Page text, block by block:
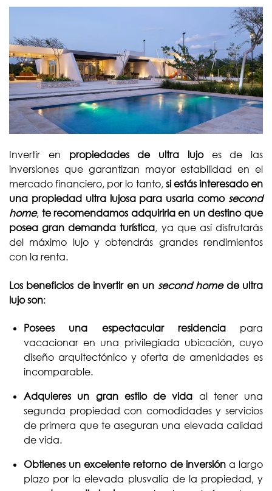
Invertir en propiedades de ultra lujoes de las
inversiones que garantizan mayor estabilidad en el
mercado financiero, por lo tanto, si estás interesado en
una propiedad ultra lujosa para usarla como second
home, te recomendamos adquirirla en un destino que
posea gran demanda turística, ya que así disfrutarás
del máximo lujo y obtendrás grandes rendimientos
con la renta.
Los beneficios de invertir en un second homede ultra
lujo son:
Posees una espectacular residenciapara
vacacionar en una privilegiada ubicación, cuyo
diseño arquitectónico y oferta de amenidades es
incomparable.
Adquieres un gran estilo de vida al tener una
segunda propiedad con comodidades y servicios
de primera que te aseguran una elevada calidad
de vida.
Obtienes un excelente retorno de inversióna largo
plazo por la elevada plusvalía de la propiedad, y